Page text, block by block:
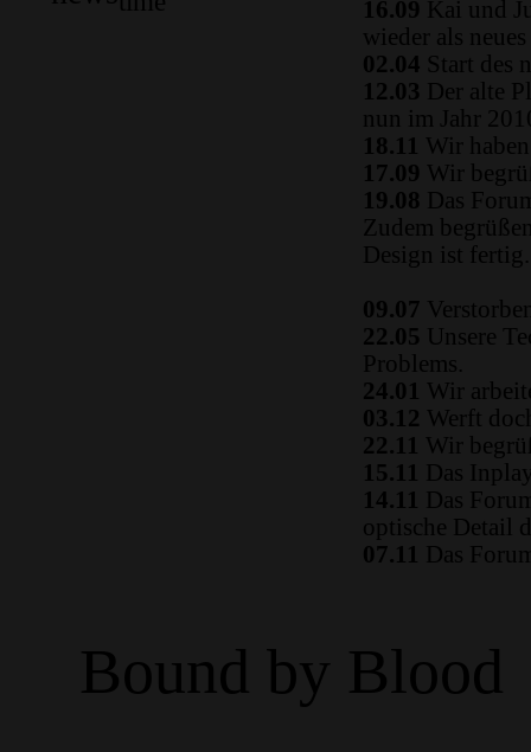
16.09 Kai und
wieder als
02.04 Start des
12.03 Der alte
nun im Jahr
18.11 Wir
17.09 Wir
19.08 Das
Zudem
Design ist fertig.
09.07
22.05 Unsere
Problems.
24.01 Wir
03.12 Werft
22.11 Wir
15.11 Das
14.11 Das
optische Detail
07.11 Das
Bound by Blood